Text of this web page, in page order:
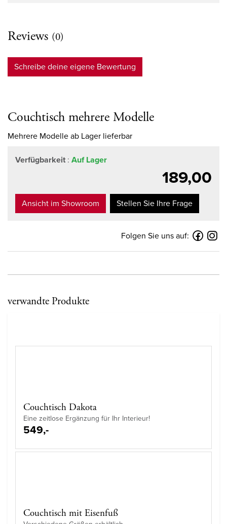
Reviews (0)
Schreibe deine eigene Bewertung
Couchtisch mehrere Modelle
Mehrere Modelle ab Lager lieferbar
Verfügbarkeit : Auf Lager
189,00
Ansicht im Showroom Stellen Sie Ihre Frage
Folgen Sie uns auf:
verwandte Produkte
Couchtisch Dakota
Eine zeitlose Ergänzung für Ihr Interieur!
549,-
Couchtisch mit Eisenfuß